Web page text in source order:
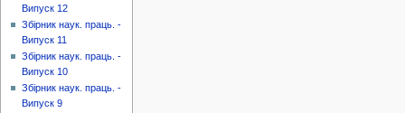
Випуск 12
Збірник наук. праць. -
Випуск 11
Збірник наук. праць. -
Випуск 10
Збірник наук. праць. -
Випуск 9